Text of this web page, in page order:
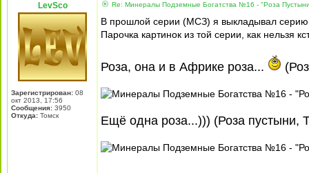
LevSco
Зарегистрирован: 08
окт 2013, 17:56
Сообщения: 3950
Откуда: Томск
Re: Минералы Подземные Богатства №16 - "Роза
В прошлой серии (МСЗ) я выкладывал серию
Парочка картинок из той серии, как нельзя
Роза, она и в Африке роза...
Ещё одна роза...))) (Роза пустыни,